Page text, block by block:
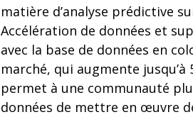
matière d’analyse prédictive
Accélération de données et
avec la base de données en
marché, qui augmente
permet à une communauté
données de mettre en œuvre